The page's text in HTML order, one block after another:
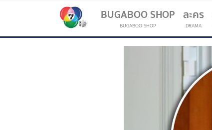
BUGABOO SHOP
BUGABOO SHOP
ละคร
DRAMA